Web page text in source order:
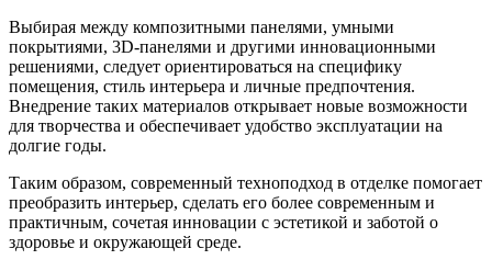
Выбирая между композитными панелями, умными
покрытиями, 3D-панелями и другими инновационными
решениями, следует ориентироваться на специфику
помещения, стиль интерьера и личные предпочтения.
Внедрение таких материалов открывает новые возможности
для творчества и обеспечивает удобство эксплуатации на
долгие годы.
Таким образом, современный техноподход в отделке помогает
преобразить интерьер, сделать его более современным и
практичным, сочетая инновации с эстетикой и заботой о
здоровье и окружающей среде.